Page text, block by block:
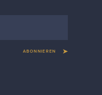
ABONNIEREN